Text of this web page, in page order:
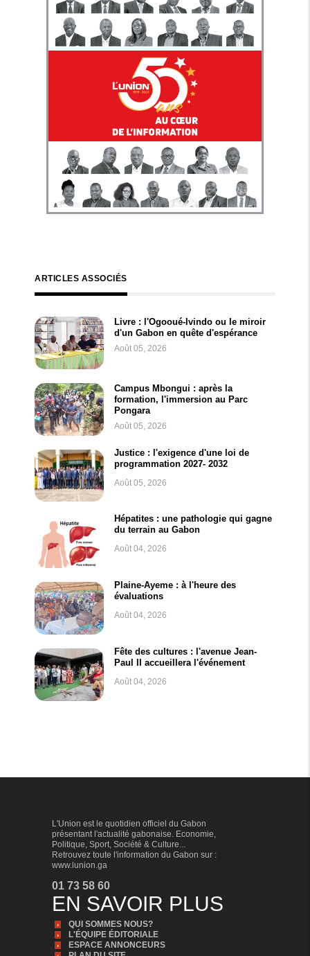
ARTICLES ASSOCIÉS
Livre : l'Ogooué-Ivindo ou le miroir
d'un Gabon en quête d'espérance
Août 05, 2026
Campus Mbongui : après la
formation, l'immersion au Parc
Pongara
Août 05, 2026
Justice : l'exigence d'une loi de
programmation 2027- 2032
Août 05, 2026
Hépatites : une pathologie qui gagne
du terrain au Gabon
Août 04, 2026
Plaine-Ayeme : à l'heure des
évaluations
Août 04, 2026
Fête des cultures : l'avenue Jean-
Paul II accueillera l'événement
Août 04, 2026
L'Union est le quotidien officiel du Gabon
présentant l'actualité gabonaise. Economie,
Politique, Sport, Société & Culture...
Retrouvez toute l'information du Gabon sur :
www.lunion.ga
01 73 58 60
EN SAVOIR PLUS
QUI SOMMES NOUS?
L'ÉQUIPE ÉDITORIALE
ESPACE ANNONCEURS